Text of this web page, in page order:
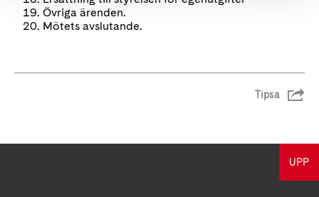
Övriga ärenden.
Mötets avslutande.
Tipsa
UPP